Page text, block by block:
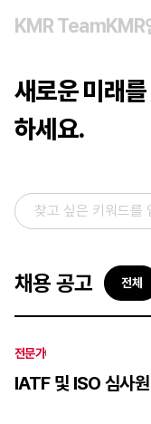
KMR TeamKMR
새로운 미래
하세요.
채용 공고 전체
전문가
IATF 및 ISO 심사